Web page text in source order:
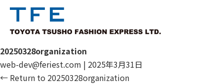
20250328organization
web-dev@feriest.com | 2025年3月31日
← Return to 20250328organization